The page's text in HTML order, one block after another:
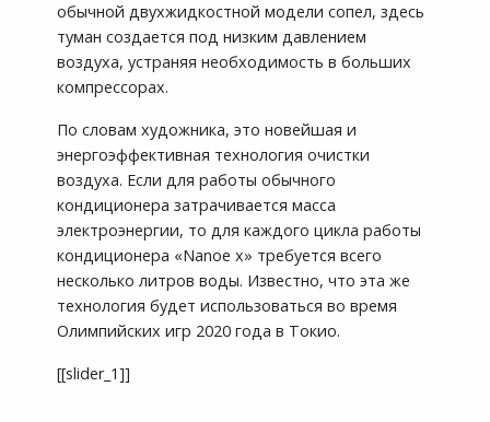
обычной двухжидкостной модели сопел, здесь
туман создается под низким давлением
воздуха, устраняя необходимость в больших
компрессорах.
По словам художника, это новейшая и
энергоэффективная технология очистки
воздуха. Если для работы обычного
кондиционера затрачивается масса
электроэнергии, то для каждого цикла работы
кондиционера «Nanoe x» требуется всего
несколько литров воды. Известно, что эта же
технология будет использоваться во время
Олимпийских игр 2020 года в Токио.
[[slider_1]]